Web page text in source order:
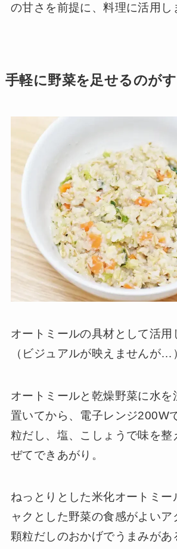
の甘さを前提に、料理に活用し
手軽に野菜を足せるのが
オートミールの具材として活用
（ビジュアルが映えませんが…
オートミールと乾燥野菜に水を
置いてから、電子レンジ200W
粒だし、塩、こしょうで味を整
ぜてできあがり。
ねっとりとした米化オートミー
ャクとした野菜の食感がよいア
顆粒だしのおかげでうまみがあ